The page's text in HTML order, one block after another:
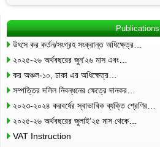
Publications
উৎসে কর কর্তন/সংগ্রহ সংক্রান্ত অধিক্ষেত্র…
২০২৫-২৬ অর্থবছরের জুন’২৬ মাস এবং…
কর অঞ্চল-১০, ঢাকা এর অধিক্ষেত্র…
সম্পত্তির দলিল নিবন্ধনের ক্ষেত্রে দানকর…
২০২৩-২০২৪ করবর্ষের স্বাভাবিক ব্যক্তি শ্রেণির…
২০২৫-২৬ অর্থবছরের জুলাই’২৫ মাস থেকে…
VAT Instruction